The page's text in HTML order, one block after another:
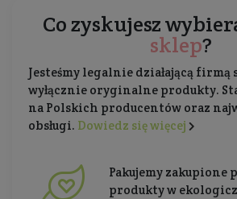
Co zyskujesz
sklep?
Jesteśmy legalnie działającą firmą
wyłącznie oryginalne produkty.
na Polskich producentów oraz
obsługi. Dowiedz się więcej
Pakujemy zakupione
produkty w